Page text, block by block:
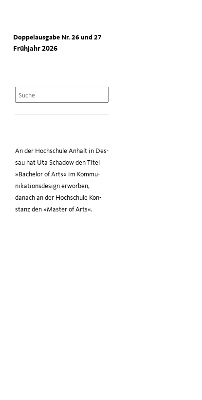
Doppelausgabe Nr. 26 und 27
Frühjahr 2026
An der Hoch­schu­le Anhalt in Des­
sau hat Uta Scha­dow den Titel
»Bache­lor of Arts« im Kom­mu­
nika­ti­ons­de­sign erwor­ben,
danach an der Hoch­schu­le Kon­
stanz den »Mas­ter of Arts«.